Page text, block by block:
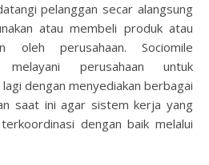
pelanggan secar alangsung
atau membeli produk atau
oleh perusahaan. Sociomile
perusahaan untuk
dengan menyediakan berbagai
saat ini agar sistem kerja yang
dengan baik melalui